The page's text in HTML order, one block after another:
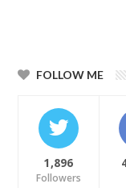
FOLLOW ME
1,896
Followers